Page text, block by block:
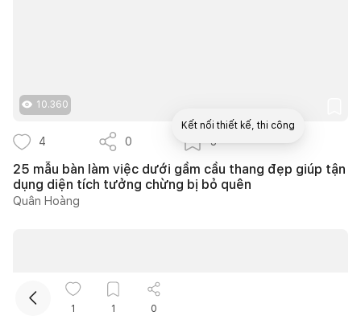
10.360
4 0 3
25 mẫu bàn làm việc dưới gầm cầu thang đẹp giúp tận
dụng diện tích tưởng chừng bị bỏ quên
Quân Hoàng
1 1 0
Kết nối thiết kế, thi công
Mua sắm hoàn thiện nhà